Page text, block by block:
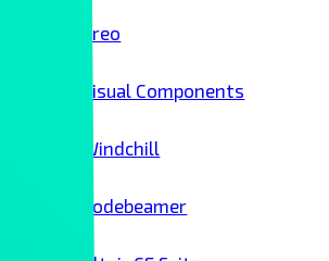
Creo
Visual Components
Windchill
Codebeamer